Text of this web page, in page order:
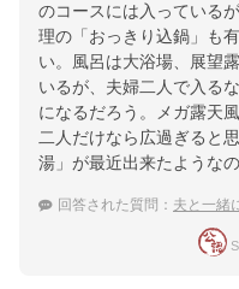
のコースには入っている
理の「おっきり込鍋」も
い。風呂は大浴場、展望
いるが、夫婦二人で入る
になるだろう。メガ露天
二人だけなら広過ぎると
湯」が最近出来たような
回答された質問： 夫と一緒に伊香